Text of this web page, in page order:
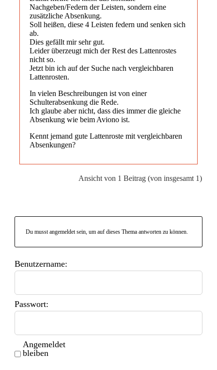
Nachgeben/Federn der Leisten, sondern eine
zusätzliche Absenkung.
Soll heißen, diese 4 Leisten federn und senken sich
ab.
Dies gefällt mir sehr gut.
Leider überzeugt mich der Rest des Lattenrostes
nicht so.
Jetzt bin ich auf der Suche nach vergleichbaren
Lattenrosten.
In vielen Beschreibungen ist von einer
Schulterabsenkung die Rede.
Ich glaube aber nicht, dass dies immer die gleiche
Absenkung wie beim Aviono ist.
Kennt jemand gute Lattenroste mit vergleichbaren
Absenkungen?
Ansicht von 1 Beitrag (von insgesamt 1)
Du musst angemeldet sein, um auf dieses Thema antworten zu können.
Benutzername:
Passwort:
Angemeldet
bleiben